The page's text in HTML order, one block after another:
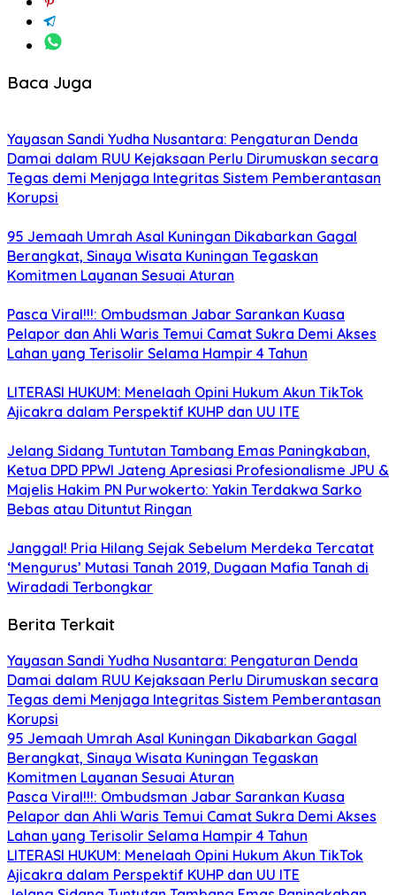
Baca Juga
Yayasan Sandi Yudha Nusantara: Pengaturan Denda
Damai dalam RUU Kejaksaan Perlu Dirumuskan secara
Tegas demi Menjaga Integritas Sistem Pemberantasan
Korupsi
95 Jemaah Umrah Asal Kuningan Dikabarkan Gagal
Berangkat, Sinaya Wisata Kuningan Tegaskan
Komitmen Layanan Sesuai Aturan
Pasca Viral!!!: Ombudsman Jabar Sarankan Kuasa
Pelapor dan Ahli Waris Temui Camat Sukra Demi Akses
Lahan yang Terisolir Selama Hampir 4 Tahun
LITERASI HUKUM: Menelaah Opini Hukum Akun TikTok
Ajicakra dalam Perspektif KUHP dan UU ITE
Jelang Sidang Tuntutan Tambang Emas Paningkaban,
Ketua DPD PPWI Jateng Apresiasi Profesionalisme JPU &
Majelis Hakim PN Purwokerto: Yakin Terdakwa Sarko
Bebas atau Dituntut Ringan
Janggal! Pria Hilang Sejak Sebelum Merdeka Tercatat
‘Mengurus’ Mutasi Tanah 2019, Dugaan Mafia Tanah di
Wiradadi Terbongkar
Berita Terkait
Yayasan Sandi Yudha Nusantara: Pengaturan Denda
Damai dalam RUU Kejaksaan Perlu Dirumuskan secara
Tegas demi Menjaga Integritas Sistem Pemberantasan
Korupsi
95 Jemaah Umrah Asal Kuningan Dikabarkan Gagal
Berangkat, Sinaya Wisata Kuningan Tegaskan
Komitmen Layanan Sesuai Aturan
Pasca Viral!!!: Ombudsman Jabar Sarankan Kuasa
Pelapor dan Ahli Waris Temui Camat Sukra Demi Akses
Lahan yang Terisolir Selama Hampir 4 Tahun
LITERASI HUKUM: Menelaah Opini Hukum Akun TikTok
Ajicakra dalam Perspektif KUHP dan UU ITE